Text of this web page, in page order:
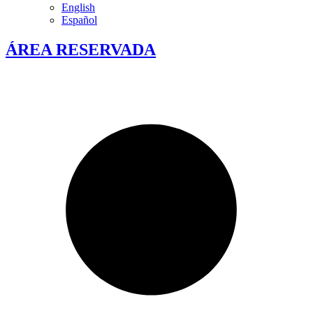
English
Español
ÁREA RESERVADA